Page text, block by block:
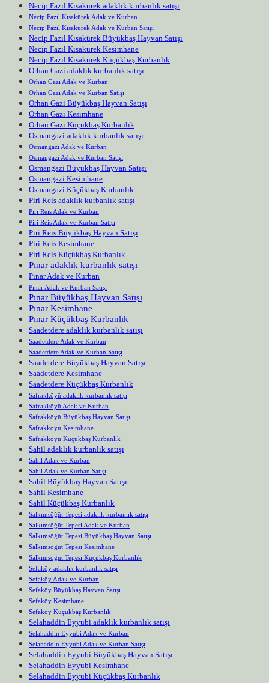
Necip Fazıl Kısakürek adaklık kurbanlık satışı
Necip Fazıl Kısakürek Adak ve Kurban
Necip Fazıl Kısakürek Adak ve Kurban Satışı
Necip Fazıl Kısakürek Büyükbaş Hayvan Satışı
Necip Fazıl Kısakürek Kesimhane
Necip Fazıl Kısakürek Küçükbaş Kurbanlık
Orhan Gazi adaklık kurbanlık satışı
Orhan Gazi Adak ve Kurban
Orhan Gazi Adak ve Kurban Satışı
Orhan Gazi Büyükbaş Hayvan Satışı
Orhan Gazi Kesimhane
Orhan Gazi Küçükbaş Kurbanlık
Osmangazi adaklık kurbanlık satışı
Osmangazi Adak ve Kurban
Osmangazi Adak ve Kurban Satışı
Osmangazi Büyükbaş Hayvan Satışı
Osmangazi Kesimhane
Osmangazi Küçükbaş Kurbanlık
Piri Reis adaklık kurbanlık satışı
Piri Reis Adak ve Kurban
Piri Reis Adak ve Kurban Satışı
Piri Reis Büyükbaş Hayvan Satışı
Piri Reis Kesimhane
Piri Reis Küçükbaş Kurbanlık
Pınar adaklık kurbanlık satışı
Pınar Adak ve Kurban
Pınar Adak ve Kurban Satışı
Pınar Büyükbaş Hayvan Satışı
Pınar Kesimhane
Pınar Küçükbaş Kurbanlık
Saadetdere adaklık kurbanlık satışı
Saadetdere Adak ve Kurban
Saadetdere Adak ve Kurban Satışı
Saadetdere Büyükbaş Hayvan Satışı
Saadetdere Kesimhane
Saadetdere Küçükbaş Kurbanlık
Safrakköyü adaklık kurbanlık satışı
Safrakköyü Adak ve Kurban
Safrakköyü Büyükbaş Hayvan Satışı
Safrakköyü Kesimhane
Safrakköyü Küçükbaş Kurbanlık
Sahil adaklık kurbanlık satışı
Sahil Adak ve Kurban
Sahil Adak ve Kurban Satışı
Sahil Büyükbaş Hayvan Satışı
Sahil Kesimhane
Sahil Küçükbaş Kurbanlık
Salkımsöğüt Tepesi adaklık kurbanlık satışı
Salkımsöğüt Tepesi Adak ve Kurban
Salkımsöğüt Tepesi Büyükbaş Hayvan Satışı
Salkımsöğüt Tepesi Kesimhane
Salkımsöğüt Tepesi Küçükbaş Kurbanlık
Sefaköy adaklık kurbanlık satışı
Sefaköy Adak ve Kurban
Sefaköy Büyükbaş Hayvan Satışı
Sefaköy Kesimhane
Sefaköy Küçükbaş Kurbanlık
Selahaddin Eyyubi adaklık kurbanlık satışı
Selahaddin Eyyubi Adak ve Kurban
Selahaddin Eyyubi Adak ve Kurban Satışı
Selahaddin Eyyubi Büyükbaş Hayvan Satışı
Selahaddin Eyyubi Kesimhane
Selahaddin Eyyubi Küçükbaş Kurbanlık